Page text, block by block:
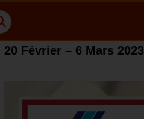
Février – 6 Mars 2023